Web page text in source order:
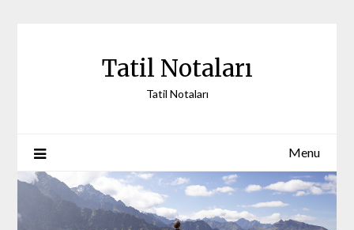
Tatil Notaları
Tatil Notaları
Menu